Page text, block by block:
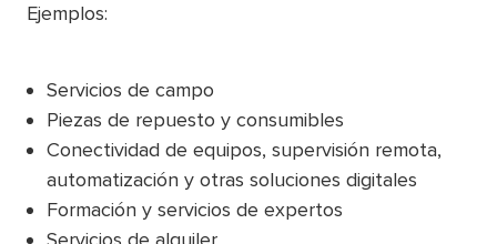
Ejemplos:
Servicios de campo
Piezas de repuesto y consumibles
Conectividad de equipos, supervisión remota,
automatización y otras soluciones digitales
Formación y servicios de expertos